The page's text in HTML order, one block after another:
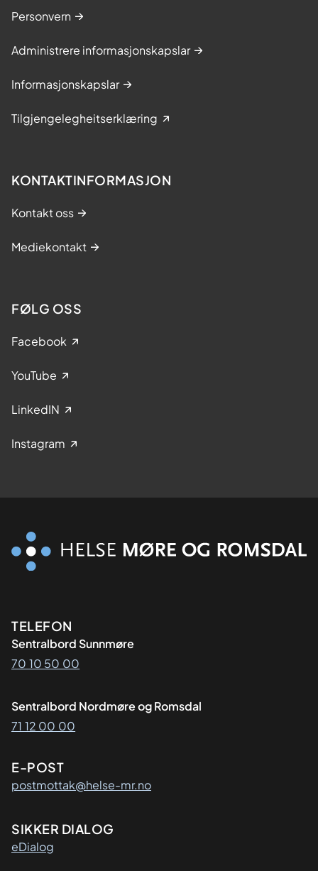
Personvern
Administrere informasjonskapslar
Informasjonskapslar
Tilgjengelegheitserklæring
KONTAKTINFORMASJON
Kontakt oss
Mediekontakt
FØLG OSS
Facebook
YouTube
LinkedIN
Instagram
Kontaktinformasjon
TELEFON
Sentralbord Sunnmøre
70 10 50 00
Sentralbord Nordmøre og Romsdal
71 12 00 00
E-POST
postmottak@helse-mr.no
SIKKER DIALOG
eDialog